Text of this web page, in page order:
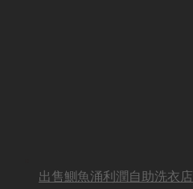
出售鰂魚涌利潤自助洗衣店